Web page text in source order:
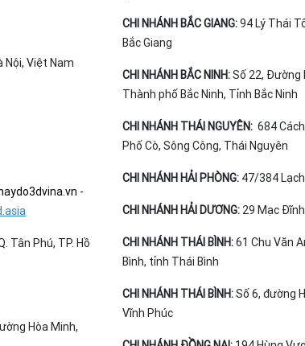
Nội, Việt Nam
-
Tân Phú, TP. Hồ
Hòa Minh,
CHI NHÁNH BẮC GIANG:94 Lý Thái
Bắc Giang
CHI NHÁNH BẮC NINH:Số 22, Đường
Thành phố Bắc Ninh, Tỉnh Bắc Ninh
CHI NHÁNH THÁI NGUYÊN: 684
Phố Cò, Sông Công, Thái Nguyên
CHI NHÁNH HẢI PHÒNG: 47/384
CHI NHÁNH HẢI DƯƠNG: 29 Mạc
CHI NHÁNH THÁI BÌNH:61 Chu Văn
Bình, tỉnh Thái Bình
CHI NHÁNH THÁI BÌNH:Số 6, đường
Vĩnh Phúc